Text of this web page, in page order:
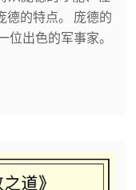
德的特点。 庞德的
出色的军事家。